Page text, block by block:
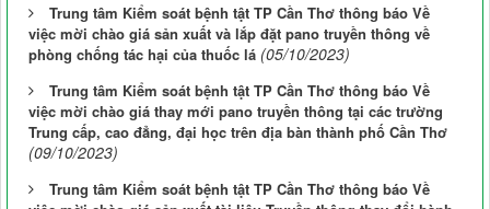
Trung tâm Kiểm soát bệnh tật TP Cần Thơ thông báo Về
việc mời chào giá sản xuất và lắp đặt pano truyền thông về
phòng chống tác hại của thuốc lá (05/10/2023)
Trung tâm Kiểm soát bệnh tật TP Cần Thơ thông báo Về
việc mời chào giá thay mới pano truyền thông tại các trường
Trung cấp, cao đẳng, đại học trên địa bàn thành phố Cần Thơ
(09/10/2023)
Trung tâm Kiểm soát bệnh tật TP Cần Thơ thông báo Về